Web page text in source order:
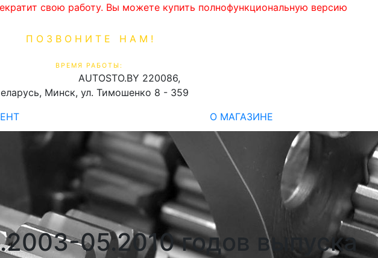
свою работу. Вы можете купить полнофункциональную версию
ПОЗВОНИТЕ НАМ!
ВРЕМЯ РАБОТЫ:
AUTOSTO.BY 220086,
Минск, ул. Тимошенко 8 - 359
О МАГАЗИНЕ
05.2010 годов выпуска